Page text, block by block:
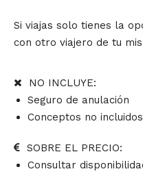
Si viajas solo tienes la
con otro viajero de tu
NO INCLUYE:
Seguro de anulación
Conceptos no
SOBRE EL PRECIO:
Consultar